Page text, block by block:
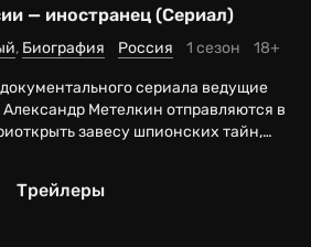
Биография Россия 1 сезон 18+
— иностранец (Сериал)
сериала ведущие
Метелкин отправляются в
завесу шпионских тайн,
советских разведчиков.
Трейлеры